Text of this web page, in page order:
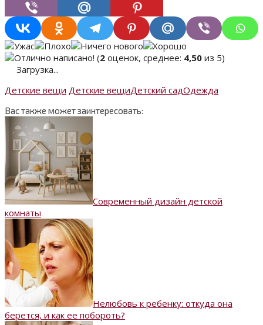
(2 оценок, среднее: 4,50 из 5)
Загрузка...
Детские вещи Детские вещиДетский садОдежда
Вас также может заинтересовать:
Современный дизайн детской
комнаты
Нелюбовь к ребенку: откуда она
берется, и как ее побороть?